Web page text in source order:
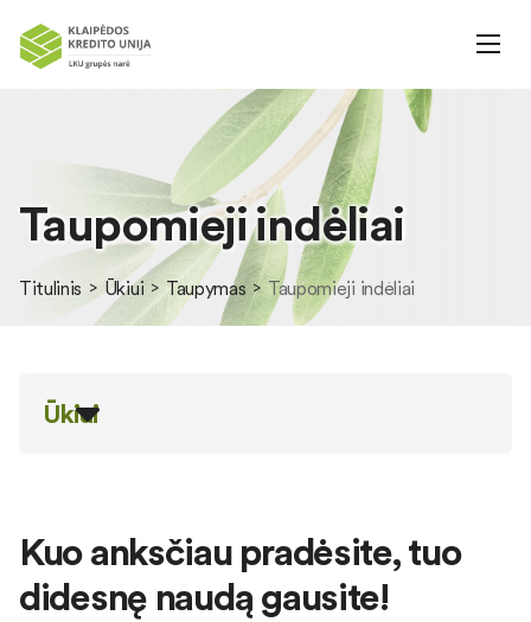
Taupomieji indėliai
Titulinis Ūkiui Taupymas Taupomieji indėliai
Ūkiui
Kuo anksčiau pradėsite, tuo
didesnę naudą gausite!